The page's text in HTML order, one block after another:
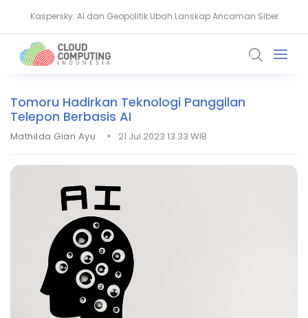
Tomoru Hadirkan Teknologi Panggilan
Telepon Berbasis AI
Mathilda Gian Ayu • 21 Jul 2023 13.33 WIB